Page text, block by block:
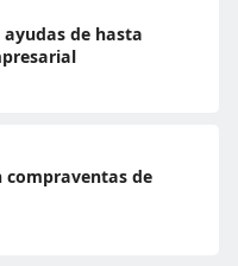
ayudas de hasta
compraventas de